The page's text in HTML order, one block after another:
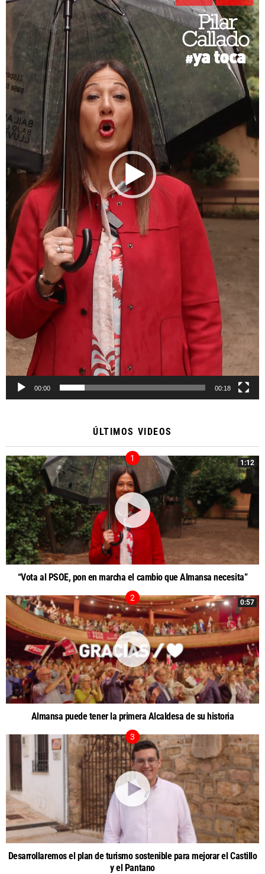
00:00 00:18
ÚLTIMOS VIDEOS
1:12
“Vota al PSOE, pon en marcha el cambio que Almansa necesita”
0:57
Almansa puede tener la primera Alcaldesa de su historia
Desarrollaremos el plan de turismo sostenible para mejorar el Castillo
y el Pantano